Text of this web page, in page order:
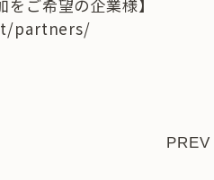
をご希望の企業様】
partners/
PREV